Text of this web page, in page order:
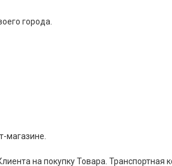
города.
магазине.
на покупку Товара. Транспортная